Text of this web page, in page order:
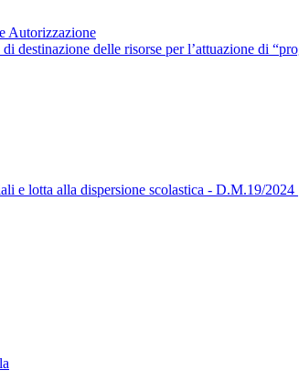
Autorizzazione
destinazione delle risorse per l’attuazione di
e lotta alla dispersione scolastica - D.M.19/2024